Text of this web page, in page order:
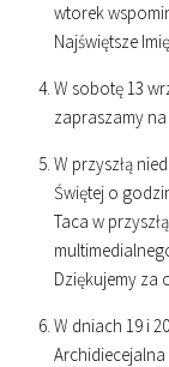
wtorek
Najświętsze
W sobotę 13
zapraszamy
W przyszłą
Świętej o
Taca w
Dziękujemy za
W dniach 19 i